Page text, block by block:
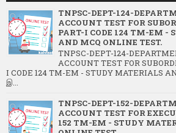
TNPSC-DEPT-124-
ACCOUNT TEST FOR
PART-I CODE 124 TM-EM -
AND MCQ ONLINE TEST.
TNPSC-DEPT-124-
ACCOUNT TEST FOR
I CODE 124 TM-EM - STUDY MATERIALS
இ...
TNPSC-DEPT-152-
ACCOUNT TEST FOR
152 TM-EM - STUDY